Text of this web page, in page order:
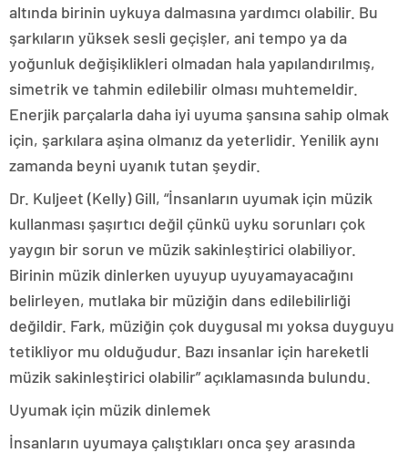
altında birinin uykuya dalmasına yardımcı olabilir. Bu
şarkıların yüksek sesli geçişler, ani tempo ya da
yoğunluk değişiklikleri olmadan hala yapılandırılmış,
simetrik ve tahmin edilebilir olması muhtemeldir.
Enerjik parçalarla daha iyi uyuma şansına sahip olmak
için, şarkılara aşina olmanız da yeterlidir. Yenilik aynı
zamanda beyni uyanık tutan şeydir.
Dr. Kuljeet (Kelly) Gill, “İnsanların uyumak için müzik
kullanması şaşırtıcı değil çünkü uyku sorunları çok
yaygın bir sorun ve müzik sakinleştirici olabiliyor.
Birinin müzik dinlerken uyuyup uyuyamayacağını
belirleyen, mutlaka bir müziğin dans edilebilirliği
değildir. Fark, müziğin çok duygusal mı yoksa duyguyu
tetikliyor mu olduğudur. Bazı insanlar için hareketli
müzik sakinleştirici olabilir” açıklamasında bulundu.
Uyumak için müzik dinlemek
İnsanların uyumaya çalıştıkları onca şey arasında